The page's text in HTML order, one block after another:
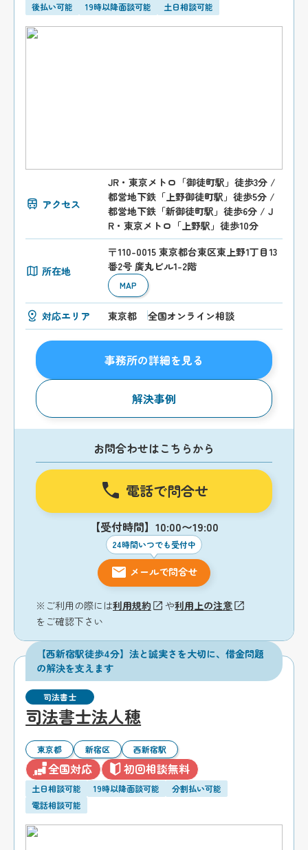
後払い可能
19時以降面談可能 土日相談可能
アクセス
JR・東京メトロ「御徒町駅」徒歩3分 /
都営地下鉄「上野御徒町駅」徒歩5分 /
都営地下鉄「新御徒町駅」徒歩6分 / J
R・東京メトロ「上野駅」徒歩10分
所在地
〒110-0015 東京都台東区東上野1丁目13
番2号 廣丸ビル1-2階
MAP
対応エリア 東京都 全国オンライン相談
事務所の詳細を見る
解決事例
お問合わせはこちらから
電話で問合せ
【受付時間】10:00〜19:00
24時間いつでも受付中
メールで問合せ
※ご利用の際には利用規約 や利用上の注意
をご確認下さい
【西新宿駅徒歩4分】法と誠実さを大切に、借金問題
の解決を支えます
司法書士
司法書士法人穂
東京都 新宿区 西新宿駅
全国対応 初回相談無料
土日相談可能 19時以降面談可能
分割払い可能
電話相談可能